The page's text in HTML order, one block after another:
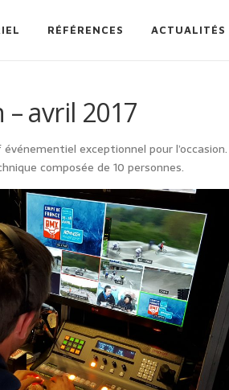
RÉFÉRENCES ACTUALITÉS
avril 2017
exceptionnel pour l’occasion.
composée de 10 personnes.